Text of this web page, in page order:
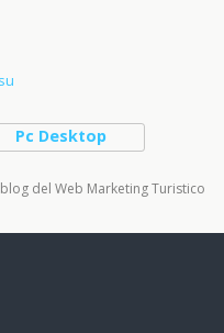
Pc Desktop
del Web Marketing Turistico